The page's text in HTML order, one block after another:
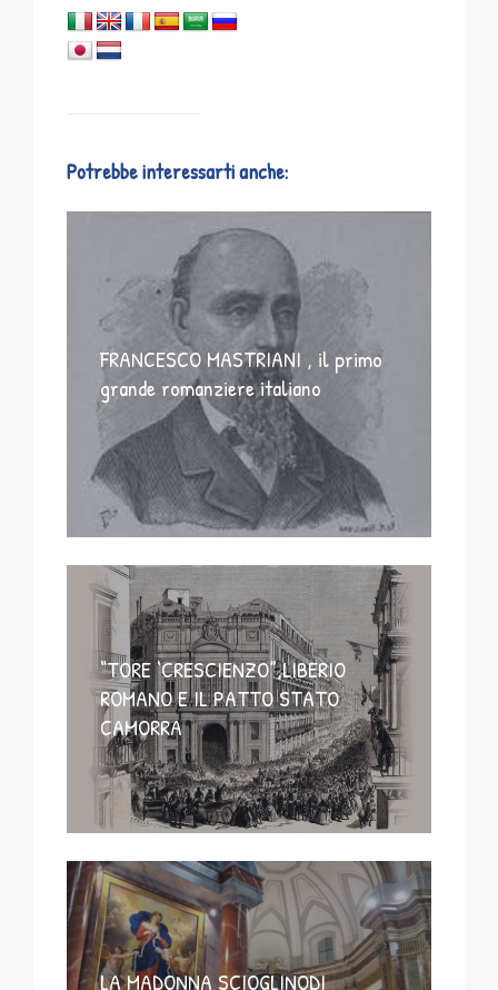
Potrebbe interessarti anche:
FRANCESCO MASTRIANI , il primo
grande romanziere italiano
“TORE ‘CRESCIENZO”,LIBERIO
ROMANO E IL PATTO STATO
CAMORRA
LA MADONNA SCIOGLINODI